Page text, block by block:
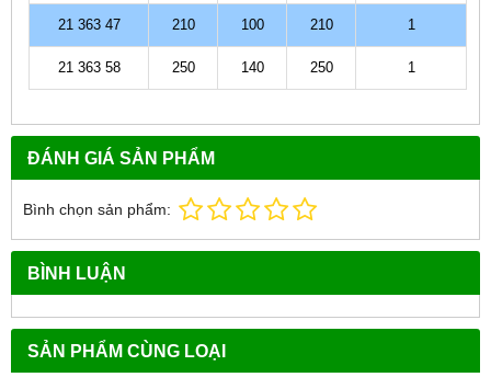
21 363 47 210 100 210 1
21 363 58 250 140 250 1
ĐÁNH GIÁ SẢN PHẨM
Bình chọn sản phẩm:
BÌNH LUẬN
SẢN PHẨM CÙNG LOẠI